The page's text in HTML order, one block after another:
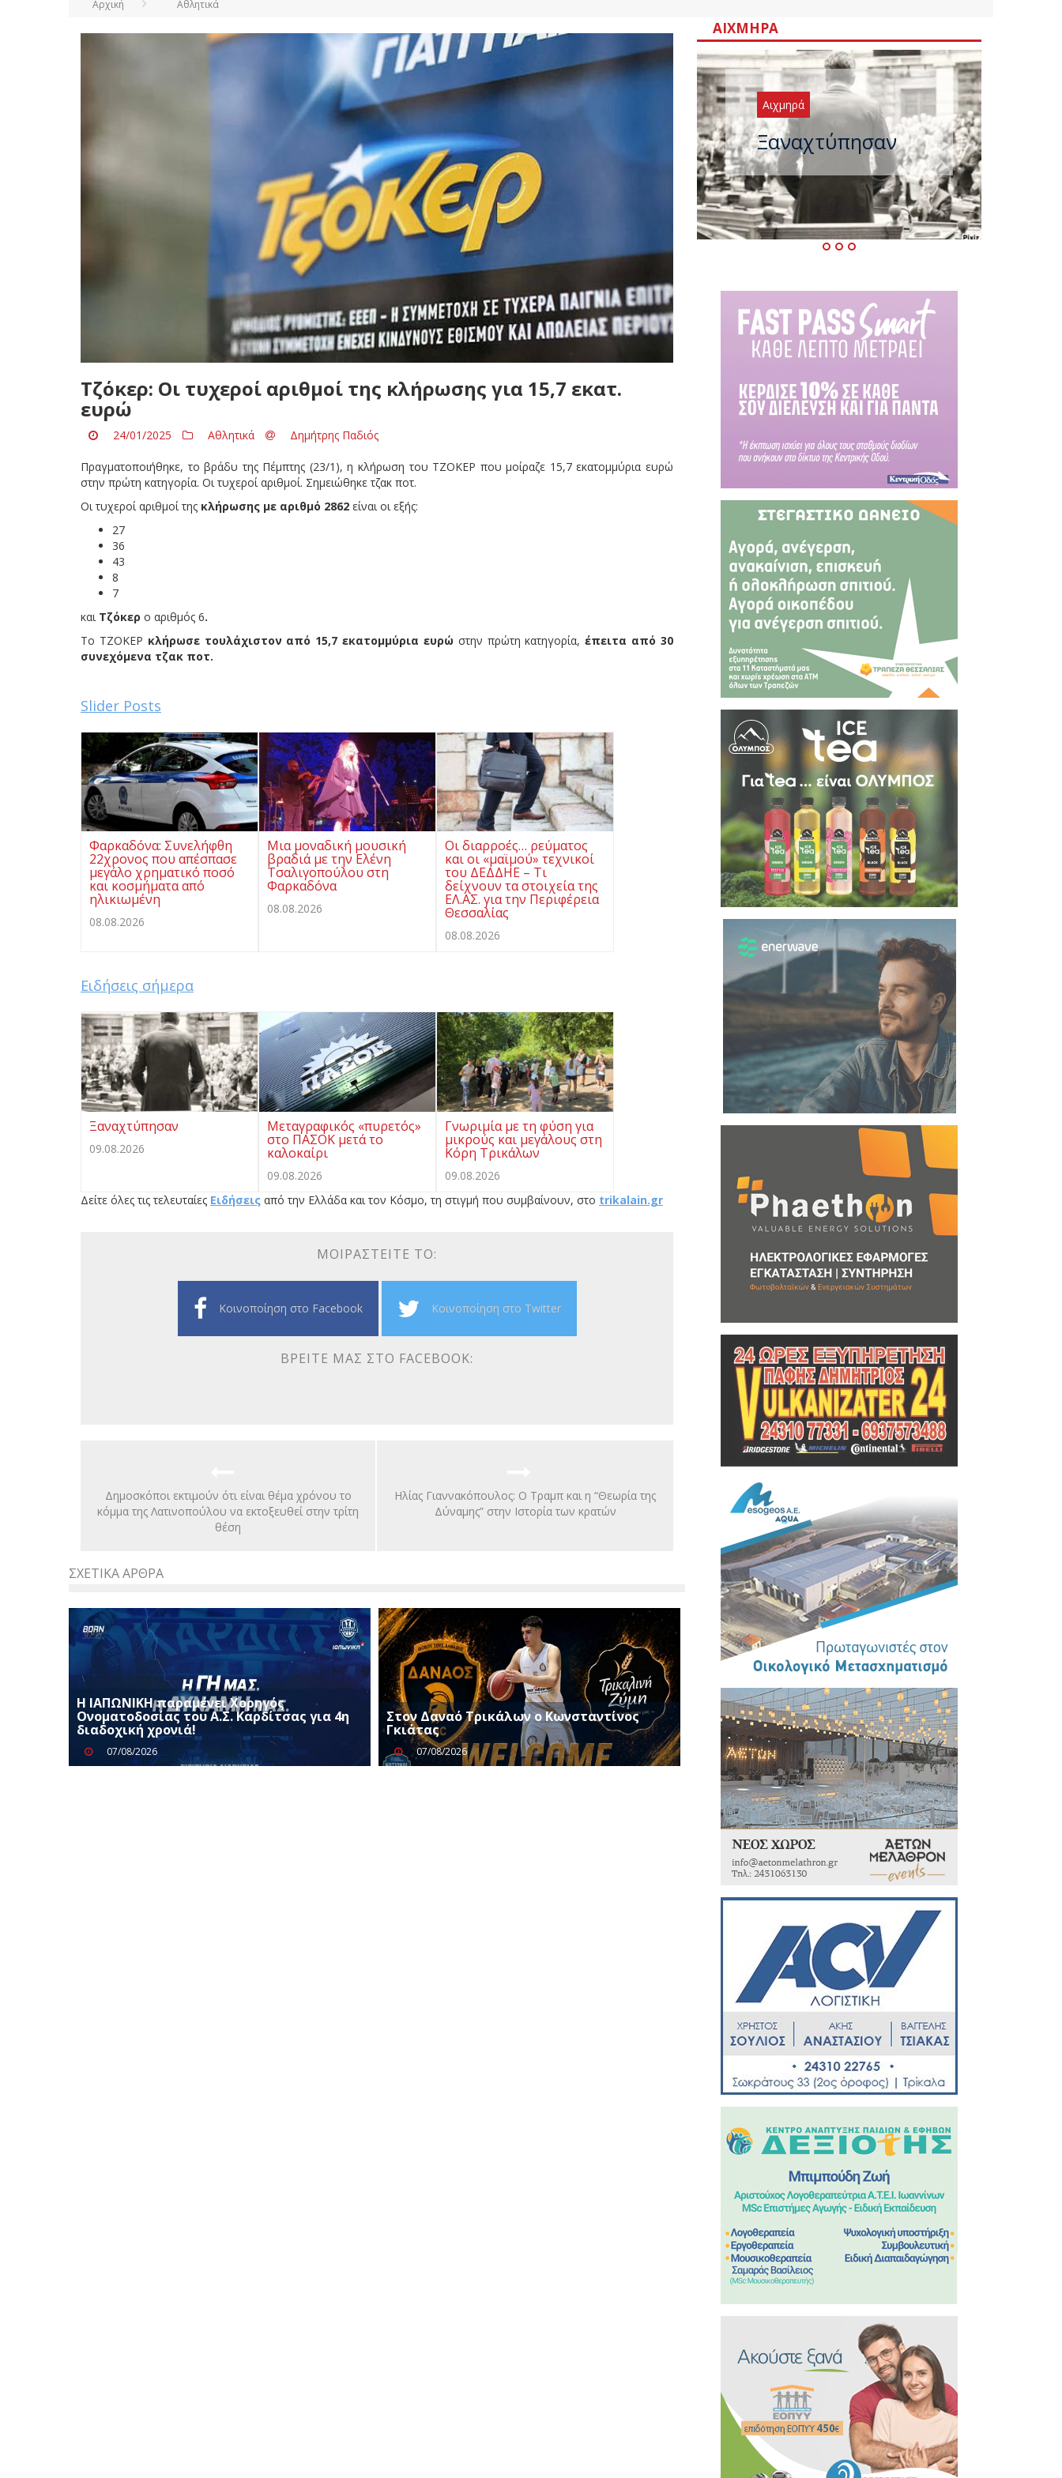
Αρχική Αθλητικά
Τζόκερ: Οι τυχεροί αριθμοί της κλήρωσης για 15,7 εκατ.
ευρώ
24/01/2025 Αθλητικά Δημήτρης Παδιός
Πραγματοποιήθηκε, το βράδυ της Πέμπτης (23/1), η κλήρωση του ΤΖΟΚΕΡ που μοίραζε 15,7 εκατομμύρια ευρώ
στην πρώτη κατηγορία. Οι τυχεροί αριθμοί. Σημειώθηκε τζακ ποτ.
Οι τυχεροί αριθμοί της κλήρωσης με αριθμό 2862 είναι οι εξής:
27
36
43
8
7
και Τζόκερ ο αριθμός 6.
Το ΤΖΟΚΕΡ κλήρωσε τουλάχιστον από 15,7 εκατομμύρια ευρώ στην πρώτη κατηγορία, έπειτα από 30
συνεχόμενα τζακ ποτ.
Slider Posts
Φαρκαδόνα: Συνελήφθη
22χρονος που απέσπασε
μεγάλο χρηματικό ποσό
και κοσμήματα από
ηλικιωμένη
08.08.2026
Μια μοναδική μουσική
βραδιά με την Ελένη
Τσαλιγοπούλου στη
Φαρκαδόνα
08.08.2026
Οι διαρροές… ρεύματος
και οι «μαϊμού» τεχνικοί
του ΔΕΔΔΗΕ – Τι
δείχνουν τα στοιχεία της
ΕΛ.ΑΣ. για την Περιφέρεια
Θεσσαλίας
08.08.2026
Ειδήσεις σήμερα
Ξαναχτύπησαν
09.08.2026
Μεταγραφικός «πυρετός»
στο ΠΑΣΟΚ μετά το
καλοκαίρι
09.08.2026
Γνωριμία με τη φύση για
μικρούς και μεγάλους στη
Κόρη Τρικάλων
09.08.2026
Δείτε όλες τις τελευταίες Ειδήσεις από την Ελλάδα και τον Κόσμο, τη στιγμή που συμβαίνουν, στο trikalain.gr
ΜΟΙΡΑΣΤΕΊΤΕ ΤΟ:
Κοινοποίηση στο Facebook Κοινοποίηση στο Twitter
ΒΡΕΊΤΕ ΜΑΣ ΣΤΟ FACEBOOK:
Δημοσκόποι εκτιμούν ότι είναι θέμα χρόνου το
κόμμα της Λατινοπούλου να εκτοξευθεί στην τρίτη
θέση
Hλίας Γιαννακόπουλος: Ο Τραμπ και η “Θεωρία της
Δύναμης” στην Ιστορία των κρατών
ΣΧΕΤΙΚΆ ΆΡΘΡΑ
Η ΙΑΠΩΝΙΚΗ παραμένει Χορηγός
Ονοματοδοσίας του Α.Σ. Καρδίτσας για 4η
διαδοχική χρονιά!
07/08/2026
Στον Δαναό Τρικάλων ο Κωνσταντίνος
Γκιάτας
07/08/2026
ΑΙΧΜΗΡΆ
Αιχμηρά
Μεταγραφικός
«πυρετός» στο
ΠΑΣΟΚ μετά το
καλοκαίρι